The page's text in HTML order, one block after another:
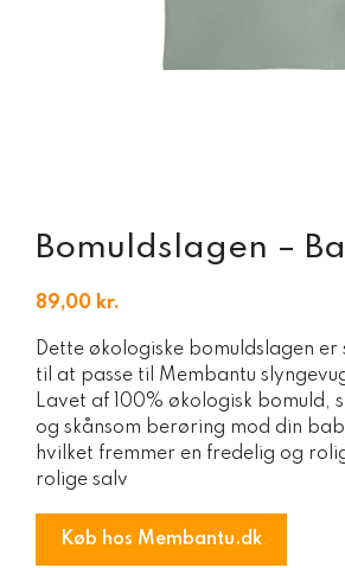
Bomuldslagen –
89,00 kr.
Dette økologiske bomuldslagen er
til at passe til Membantu
Lavet af 100% økologisk bomuld,
og skånsom berøring mod din
hvilket fremmer en fredelig og
rolige salv
Køb hos Membantu.dk